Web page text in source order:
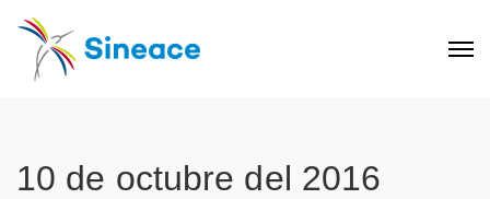
10 de octubre del 2016